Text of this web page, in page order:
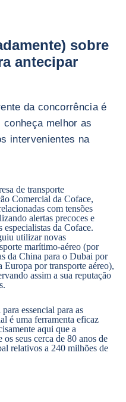
sobre
antecipar
da concorrência é
melhor as
intervenientes na
de transporte
Comercial da Coface,
com tensões
alertas precoces e
da Coface.
utilizar novas
marítimo-aéreo (por
da China para o Dubai por
Europa por transporte aéreo),
assim a sua reputação
essencial para as
é uma ferramenta eficaz
aqui que a
seus cerca de 80 anos de
relativos a 240 milhões de